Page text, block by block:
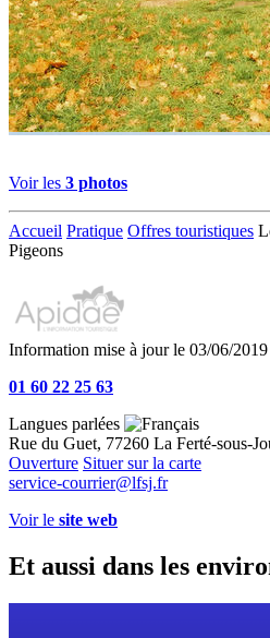
Voir les 3 photos
Accueil Pratique Offres touristiques
Pigeons
Information mise à jour le 03/06/2019
01 60 22 25 63
Langues parlées
Rue du Guet, 77260 La Ferté-sous-
Ouverture Situer sur la carte
service-courrier@lfsj.fr
Voir le site web
Et aussi dans les